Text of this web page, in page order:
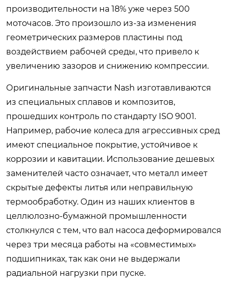
производительности на 18% уже через 500
моточасов. Это произошло из-за изменения
геометрических размеров пластины под
воздействием рабочей среды, что привело к
увеличению зазоров и снижению компрессии.
Оригинальные запчасти Nash изготавливаются
из специальных сплавов и композитов,
прошедших контроль по стандарту ISO 9001.
Например, рабочие колеса для агрессивных сред
имеют специальное покрытие, устойчивое к
коррозии и кавитации. Использование дешевых
заменителей часто означает, что металл имеет
скрытые дефекты литья или неправильную
термообработку. Один из наших клиентов в
целлюлозно-бумажной промышленности
столкнулся с тем, что вал насоса деформировался
через три месяца работы на «совместимых»
подшипниках, так как они не выдержали
радиальной нагрузки при пуске.